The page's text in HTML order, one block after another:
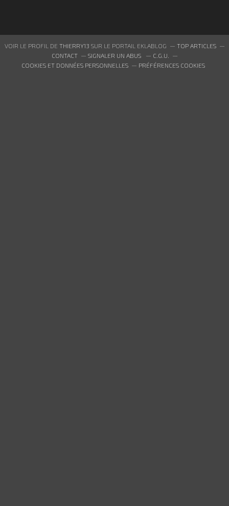
VOIR LE PROFIL DE THIERRY13 SUR LE PORTAIL EKLABLOG
TOP ARTICLES
CONTACT
SIGNALER UN ABUS
C.G.U.
COOKIES ET DONNÉES PERSONNELLES
PRÉFÉRENCES COOKIES